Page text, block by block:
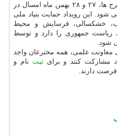
اعطای سطح ۱، ۲ و ۳ به این طرح ها، ۲۷ و ۲۸ بهمن ماه امسال در
این رویداد حمایت بنیاد ملی
خشکسالی، فرسایش و محیط
ریاست جمهوری را دارد و توسط
شود.
معاونت علمی، همه مخترعان واجد
مشارکت کنند و برایثبت نام و